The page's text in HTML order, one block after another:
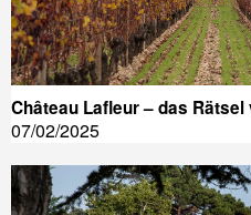
Château Lafleur – das Rätsel
07/02/2025